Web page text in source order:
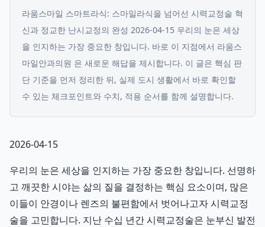
라움스마일 스마트라식: 스마일라식을 넘어선 시력교정술 혁
신과 정교한 난시교정의 완성 2026-04-15 우리의 눈은 세상
을 인지하는 가장 중요한 창입니다. 바로 이 지점에서 라움스
마일안과의원 은 새로운 해답을 제시합니다. 이 글은 핵심 판
단 기준을 먼저 정리한 뒤, 실제 도시 생활에서 바로 확인할
수 있는 체크포인트와 수치, 적용 순서를 함께 설명합니다.
2026-04-15
우리의 눈은 세상을 인지하는 가장 중요한 창입니다. 선명하
고 깨끗한 시야는 삶의 질을 결정하는 핵심 요소이며, 많은
이들이 안경이나 렌즈의 불편함에서 벗어나고자 시력교정
술을 고민합니다. 지난 수십 년간 시력교정술은 눈부신 발전